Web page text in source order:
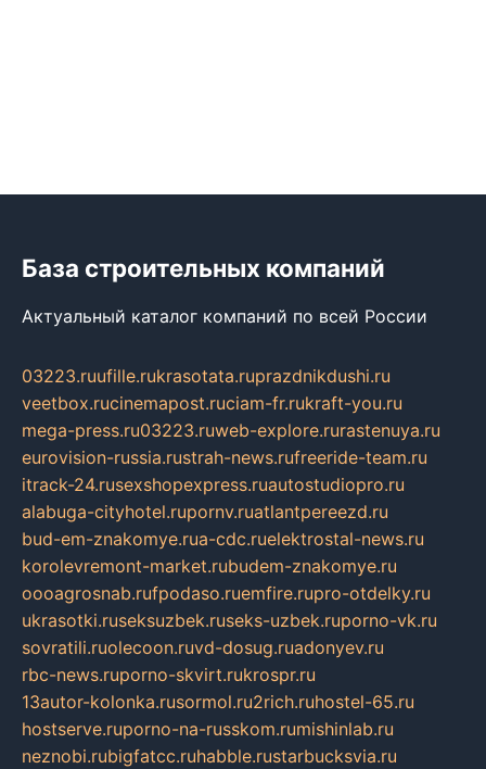
База строительных компаний
Актуальный каталог компаний по всей России
03223.ruufille.rukrasotata.ruprazdnikdushi.ru
veetbox.rucinemapost.ruciam-fr.rukraft-you.ru
mega-press.ru03223.ruweb-explore.rurastenuya.ru
eurovision-russia.rustrah-news.rufreeride-team.ru
itrack-24.rusexshopexpress.ruautostudiopro.ru
alabuga-cityhotel.rupornv.ruatlantpereezd.ru
bud-em-znakomye.rua-cdc.ruelektrostal-news.ru
korolevremont-market.rubudem-znakomye.ru
oooagrosnab.rufpodaso.ruemfire.rupro-otdelky.ru
ukrasotki.ruseksuzbek.ruseks-uzbek.ruporno-vk.ru
sovratili.ruolecoon.ruvd-dosug.ruadonyev.ru
rbc-news.ruporno-skvirt.rukrospr.ru
13autor-kolonka.rusormol.ru2rich.ruhostel-65.ru
hostserve.ruporno-na-russkom.rumishinlab.ru
neznobi.rubigfatcc.ruhabble.rustarbucksvia.ru